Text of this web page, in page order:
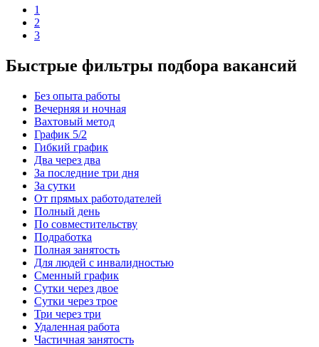
1
2
3
Быстрые фильтры подбора вакансий
Без опыта работы
Вечерняя и ночная
Вахтовый метод
График 5/2
Гибкий график
Два через два
За последние три дня
За сутки
От прямых работодателей
Полный день
По совместительству
Подработка
Полная занятость
Для людей с инвалидностью
Сменный график
Сутки через двое
Сутки через трое
Три через три
Удаленная работа
Частичная занятость